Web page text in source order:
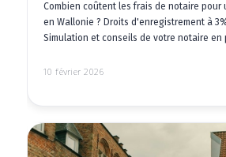
Combien coûtent les frais de notaire pour
en Wallonie ? Droits d'enregistrement à
Simulation et conseils de votre notaire en
10 février 2026